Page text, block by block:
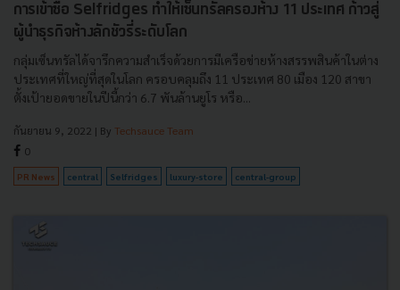
การเข้าซื้อ Selfridges ทำให้เซ็นทรัลครองห้าง 11 ประเทศ ก้าวสู่
ผู้นำธุรกิจห้างลักชัวรี่ระดับโลก
กลุ่มเซ็นทรัลได้จารึกความสำเร็จด้วยการมีเครือข่ายห้างสรรพสินค้าในต่าง
ประเทศที่ใหญ่ที่สุดในโลก ครอบคลุมถึง 11 ประเทศ 80 เมือง 120 สาขา
ตั้งเป้ายอดขายในปีนี้กว่า 6.7 พันล้านยูโร หรือ...
กันยายน 9, 2022 | By Techsauce Team
0
PR News central Selfridges luxury-store central-group